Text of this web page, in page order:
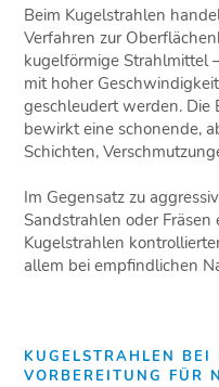
Beim Kugelstrahlen
Verfahren zur
kugelförmige Strahlmittel
mit hoher
geschleudert werden. Die
bewirkt eine schonende,
Schichten,
Im Gegensatz zu
Sandstrahlen oder
Kugelstrahlen
allem bei empfindlichen
KUGELSTRAHLEN BEI
VORBEREITUNG FÜR